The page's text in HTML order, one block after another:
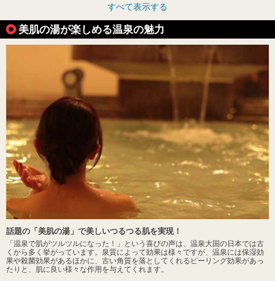
すべて表示する
美肌の湯が楽しめる温泉の魅力
話題の「美肌の湯」で美しいつるつる肌を実現！
「温泉で肌がツルツルになった！」という喜びの声は、温泉大国の日本では古
くから多く挙がっています。泉質によって効果は様々ですが、温泉には保湿効
果や殺菌効果があるほかに、古い角質を落としてくれるピーリング効果があっ
たりと、肌に良い様々な作用を与えてくれます。